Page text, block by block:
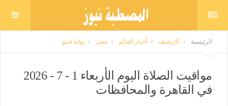
الرئيسية الارشيف أخبار العالم مصر بوابة فيتو
مواقيت الصلاة اليوم الأربعاء 1 - 7 - 2026
في القاهرة والمحافظات